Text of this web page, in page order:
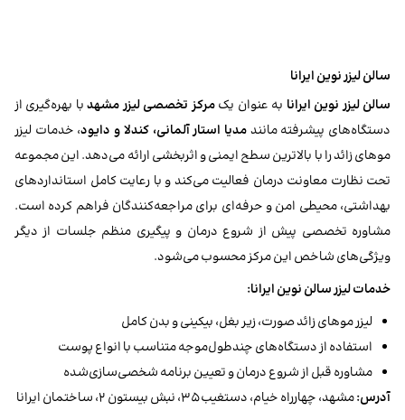
سالن لیزر نوین ایرانا
سالن لیزر نوین ایرانا به عنوان یکمرکز تخصصی لیزر مشهدبا بهره‌گیری از
دستگاه‌های پیشرفته مانندمدیا استار آلمانی، کندلا و دایود، خدمات لیزر
موهای زائد را با بالاترین سطح ایمنی و اثربخشی ارائه می‌دهد. این مجموعه
تحت نظارت معاونت درمان فعالیت می‌کند و با رعایت کامل استانداردهای
بهداشتی، محیطی امن و حرفه‌ای برای مراجعه‌کنندگان فراهم کرده است.
مشاوره تخصصی پیش از شروع درمان و پیگیری منظم جلسات از دیگر
ویژگی‌های شاخص این مرکز محسوب می‌شود.
خدمات لیزر سالن نوین ایرانا:
لیزر موهای زائد صورت، زیر بغل، بیکینی و بدن کامل
استفاده از دستگاه‌های چندطول‌موجه متناسب با انواع پوست
مشاوره قبل از شروع درمان و تعیین برنامه شخصی‌سازی‌شده
آدرس:مشهد، چهارراه خیام، دستغیب ۳۵، نبش بیستون ۲، ساختمان ایرانا